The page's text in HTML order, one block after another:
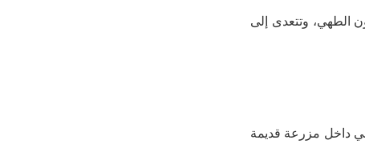
الطهي، وتتعدى إلى
داخل مزرعة قديمة